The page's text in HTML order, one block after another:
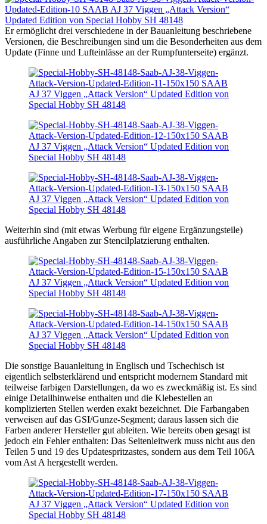
Er ermöglicht drei verschiedene in der Bauanleitung beschriebene
Versionen, die Beschreibungen sind um die Besonderheiten aus dem
Update (Finne und Lufteinlässe an der Rumpfunterseite) ergänzt.
Weiterhin sind (mit etwas Werbung für eigene Ergänzungsteile)
ausführliche Angaben zur Stencilplatzierung enthalten.
Die sonstige Bauanleitung in Englisch und Tschechisch ist
eigentlich selbsterklärend und entspricht modernem Standard mit
teilweise farbigen Darstellungen, da wo es zweckmäßig ist. Es sind
einige Detailhinweise enthalten und die Klebestellen an
komplizierten Stellen werden exakt bezeichnet. Die Farbangaben
verweisen auf das GSI/Gunze-Segment; daraus lassen sich die
Farben anderer Hersteller gut ableiten. Wie bereits oben gesagt ist
jedoch ein Fehler enthalten: Das Seitenleitwerk muss nicht aus den
Teilen 5 und 19 des Updatespritzastes, sondern aus dem Teil 106A
vom Ast A hergestellt werden.